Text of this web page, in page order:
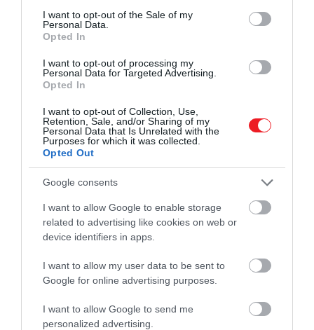
consent section.
I want to opt-out of the Sale of my
Personal Data.
Opted In
I want to opt-out of processing my
Personal Data for Targeted Advertising.
Opted In
I want to opt-out of Collection, Use,
Retention, Sale, and/or Sharing of my
Personal Data that Is Unrelated with the
Purposes for which it was collected.
Opted Out
Google consents
I want to allow Google to enable storage
related to advertising like cookies on web or
device identifiers in apps.
I want to allow my user data to be sent to
Google for online advertising purposes.
I want to allow Google to send me
personalized advertising.
Shutterstock
Olvasd el ezt is!Sarolta hercegnő örökölheti ezt
a legendás címet a jövőben
Dunlop kiemelte, Györgyöt egyértelműen úgy
készítik fel, hogy egy nap ő lesz a király: